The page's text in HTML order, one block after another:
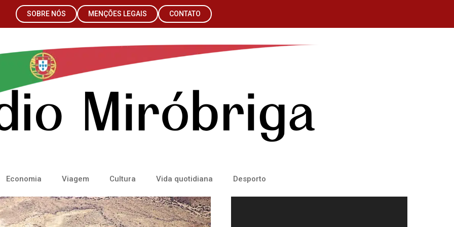
SOBRE NÓS MENÇÕES LEGAIS CONTATO
Economia Viagem Cultura Vida quotidiana Desporto